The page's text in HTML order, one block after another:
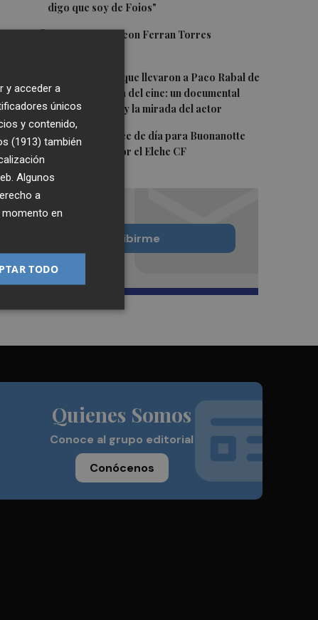
digo que soy de Foios"
3Foios se vuelca con Ferran Torres
Las '200 vidas' que llevaron a Paco Rabal de
Águilas a la cima del cine: un documental
recupera la voz y la mirada del actor
5 Y también se hace de día para Buonanotte
con su fichaje por el Elche CF
Quiero suscribirme
Quienes Somos
Conoce al grupo editorial
Conócenos
y acceder a
únicos
y contenido,
(1913) también
Algunos
a
momento en
TODO